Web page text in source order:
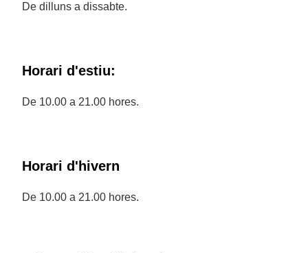
De dilluns a dissabte.
Horari d'estiu:
De 10.00 a 21.00 hores.
Horari d'hivern
De 10.00 a 21.00 hores.